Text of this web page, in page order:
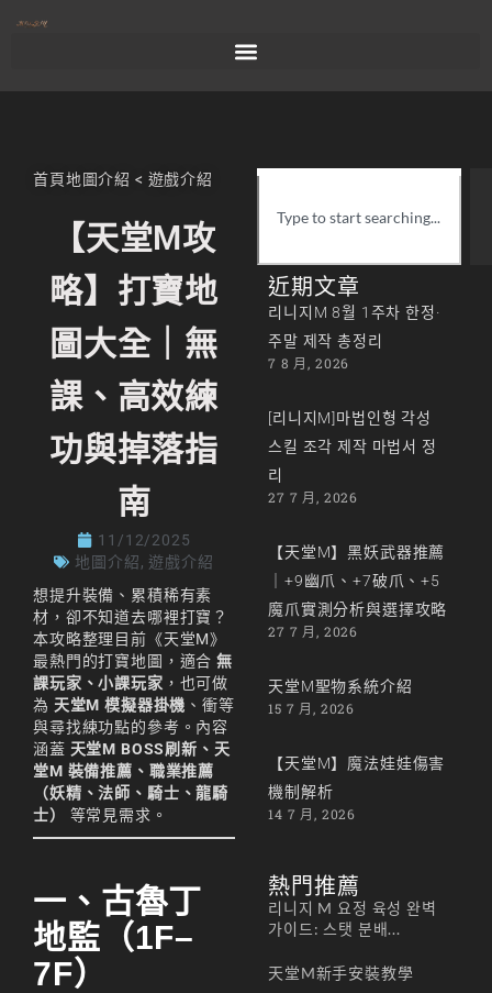
首頁地圖介紹 < 遊戲介紹
【天堂M攻
略】打寶地
圖大全｜無
課、高效練
功與掉落指
南
11/12/2025
地圖介紹, 遊戲介紹
想提升裝備、累積稀有素
材，卻不知道去哪裡打寶？
本攻略整理目前《天堂M》
最熱門的打寶地圖，適合無
課玩家、小課玩家 ，也可做
為 天堂M 模擬器掛機 、衝等
與尋找練功點的參考。內容
涵蓋 天堂M BOSS刷新、天
堂M 裝備推薦、職業推薦
（妖精、法師、騎士、龍騎
士）
等常見需求。
一、古魯丁
地監（1F–
7F）
近期文章
리니지M 8월 1주차 한정·
주말 제작 총정리
7 8 月, 2026
[리니지M]마법인형 각성
스킬 조각 제작 마법서 정
리
27 7 月, 2026
【天堂M】黑妖武器推薦
｜+9幽爪、+7破爪、+5
魔爪實測分析與選擇攻略
27 7 月, 2026
天堂M聖物系統介紹
15 7 月, 2026
【天堂M】魔法娃娃傷害
機制解析
14 7 月, 2026
熱門推薦
리니지 M 요정 육성 완벽
가이드: 스탯 분배...
天堂M新手安裝教學